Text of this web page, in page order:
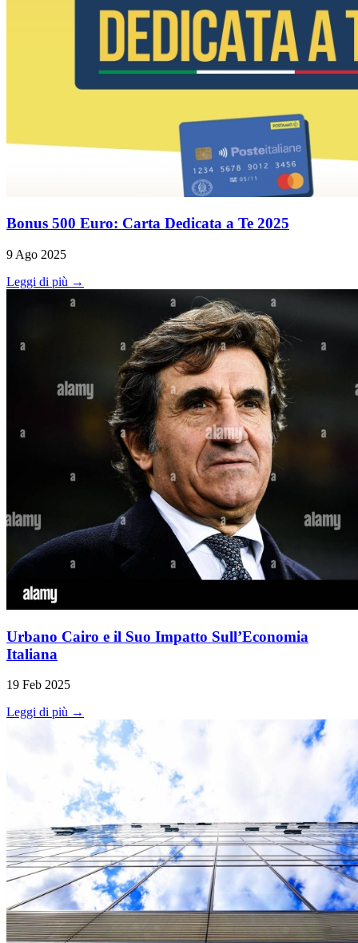
Bonus 500 Euro: Carta Dedicata a Te 2025
9 Ago 2025
Leggi di più →
Urbano Cairo e il Suo Impatto Sull’Economia
Italiana
19 Feb 2025
Leggi di più →